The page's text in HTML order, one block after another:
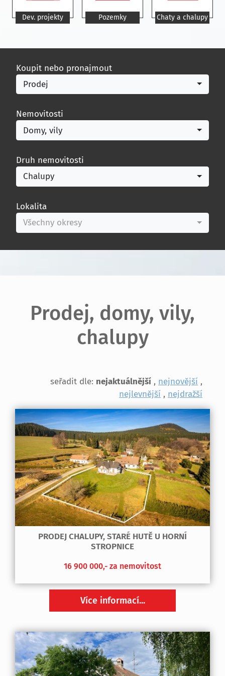
Dev. projekty Pozemky Chaty a chalupy
Koupit nebo pronajmout
Prodej
Nemovitosti
Domy, vily
Druh nemovitosti
Chalupy
Lokalita
Všechny okresy
Prodej, domy, vily,
chalupy
seřadit dle: nejaktuálnější , nejnovější ,
nejlevnější , nejdražší
PRODEJ CHALUPY, STARÉ HUTĚ U HORNÍ
STROPNICE
16 900 000,- za nemovitost
Více informací...